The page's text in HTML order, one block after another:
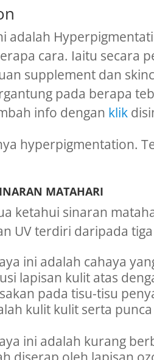
adalah
cara. Iaitu secara
supplement dan
pada berapa
info dengan klik
hyperpigmentation.
MATAHARI
ketahui sinaran
UV terdiri daripada
ini adalah cahaya
lapisan kulit atas
pada tisu-tisu
kulit kulit serta
ini adalah kurang